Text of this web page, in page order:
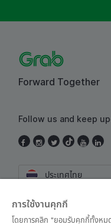
Forward Together
Follow us and keep
ประเทศไทย
การใช้งานคุกกี้
โดยการคลิก "ยอมรับคุกกี้ทั้ง